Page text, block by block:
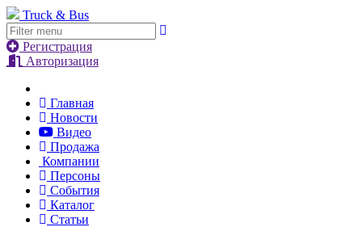
Truck & Bus
Регистрация
Авторизация
Главная
Новости
Видео
Продажа
Компании
Персоны
События
Каталог
Статьи